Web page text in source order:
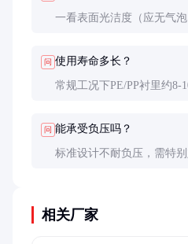
一看表面光洁度（应无气
问 使用寿命多长？
常规工况下PE/PP衬里约8-
问 能承受负压吗？
标准设计不耐负压，需特
相关厂家